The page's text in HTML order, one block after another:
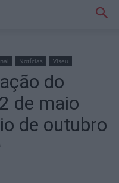
Notícias Viseu
do
de maio
de outubro